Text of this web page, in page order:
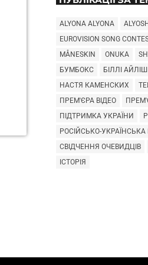
ALYONA ALYONA
EUROVISION SONG
MÅNESKIN
ONUKA
БУМБОКС
БІЛЛІ АЙЛІШ
НАСТЯ КАМЕНСКИХ
ПРЕМ'ЄРА ВІДЕО
ПІДТРИМКА УКРАЇНИ
РОСІЙСЬКО-УКРАЇНСЬКА
СВІДЧЕННЯ ОЧЕВИДЦІВ
ІСТОРІЯ